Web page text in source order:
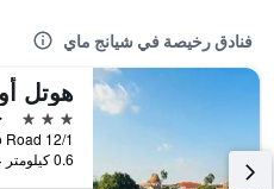
فنادق رخيصة في شيانج ماي
3 نجوم
0.6 كيلومتر عن وسط المدينة